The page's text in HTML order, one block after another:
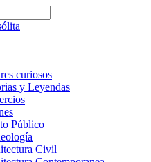
curiosos
y Leyendas
Público
Civil